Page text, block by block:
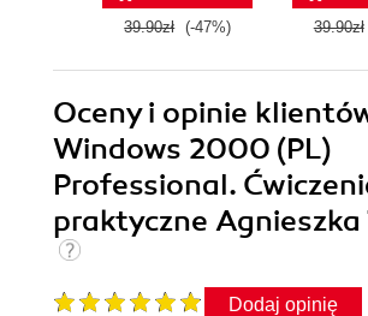
39.90zł (-47%) 39.90zł
Oceny i opinie
Windows 2000 (PL)
Professional.
praktyczne Agnieszka
Dodaj opinię